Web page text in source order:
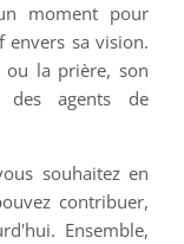
moment pour
envers sa vision.
ou la prière, son
agents de
souhaitez en
contribuer,
Ensemble,